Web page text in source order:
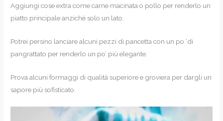
Aggiungi cose extra come carne macinata o pollo per renderlo un
piatto principale anziché solo un lato.
Potrei persino lanciare alcuni pezzi di pancetta con un po ‘di
pangrattato per renderlo un po’ più elegante.
Prova alcuni formaggi di qualità superiore e groviera per dargli un
sapore più sofisticato.